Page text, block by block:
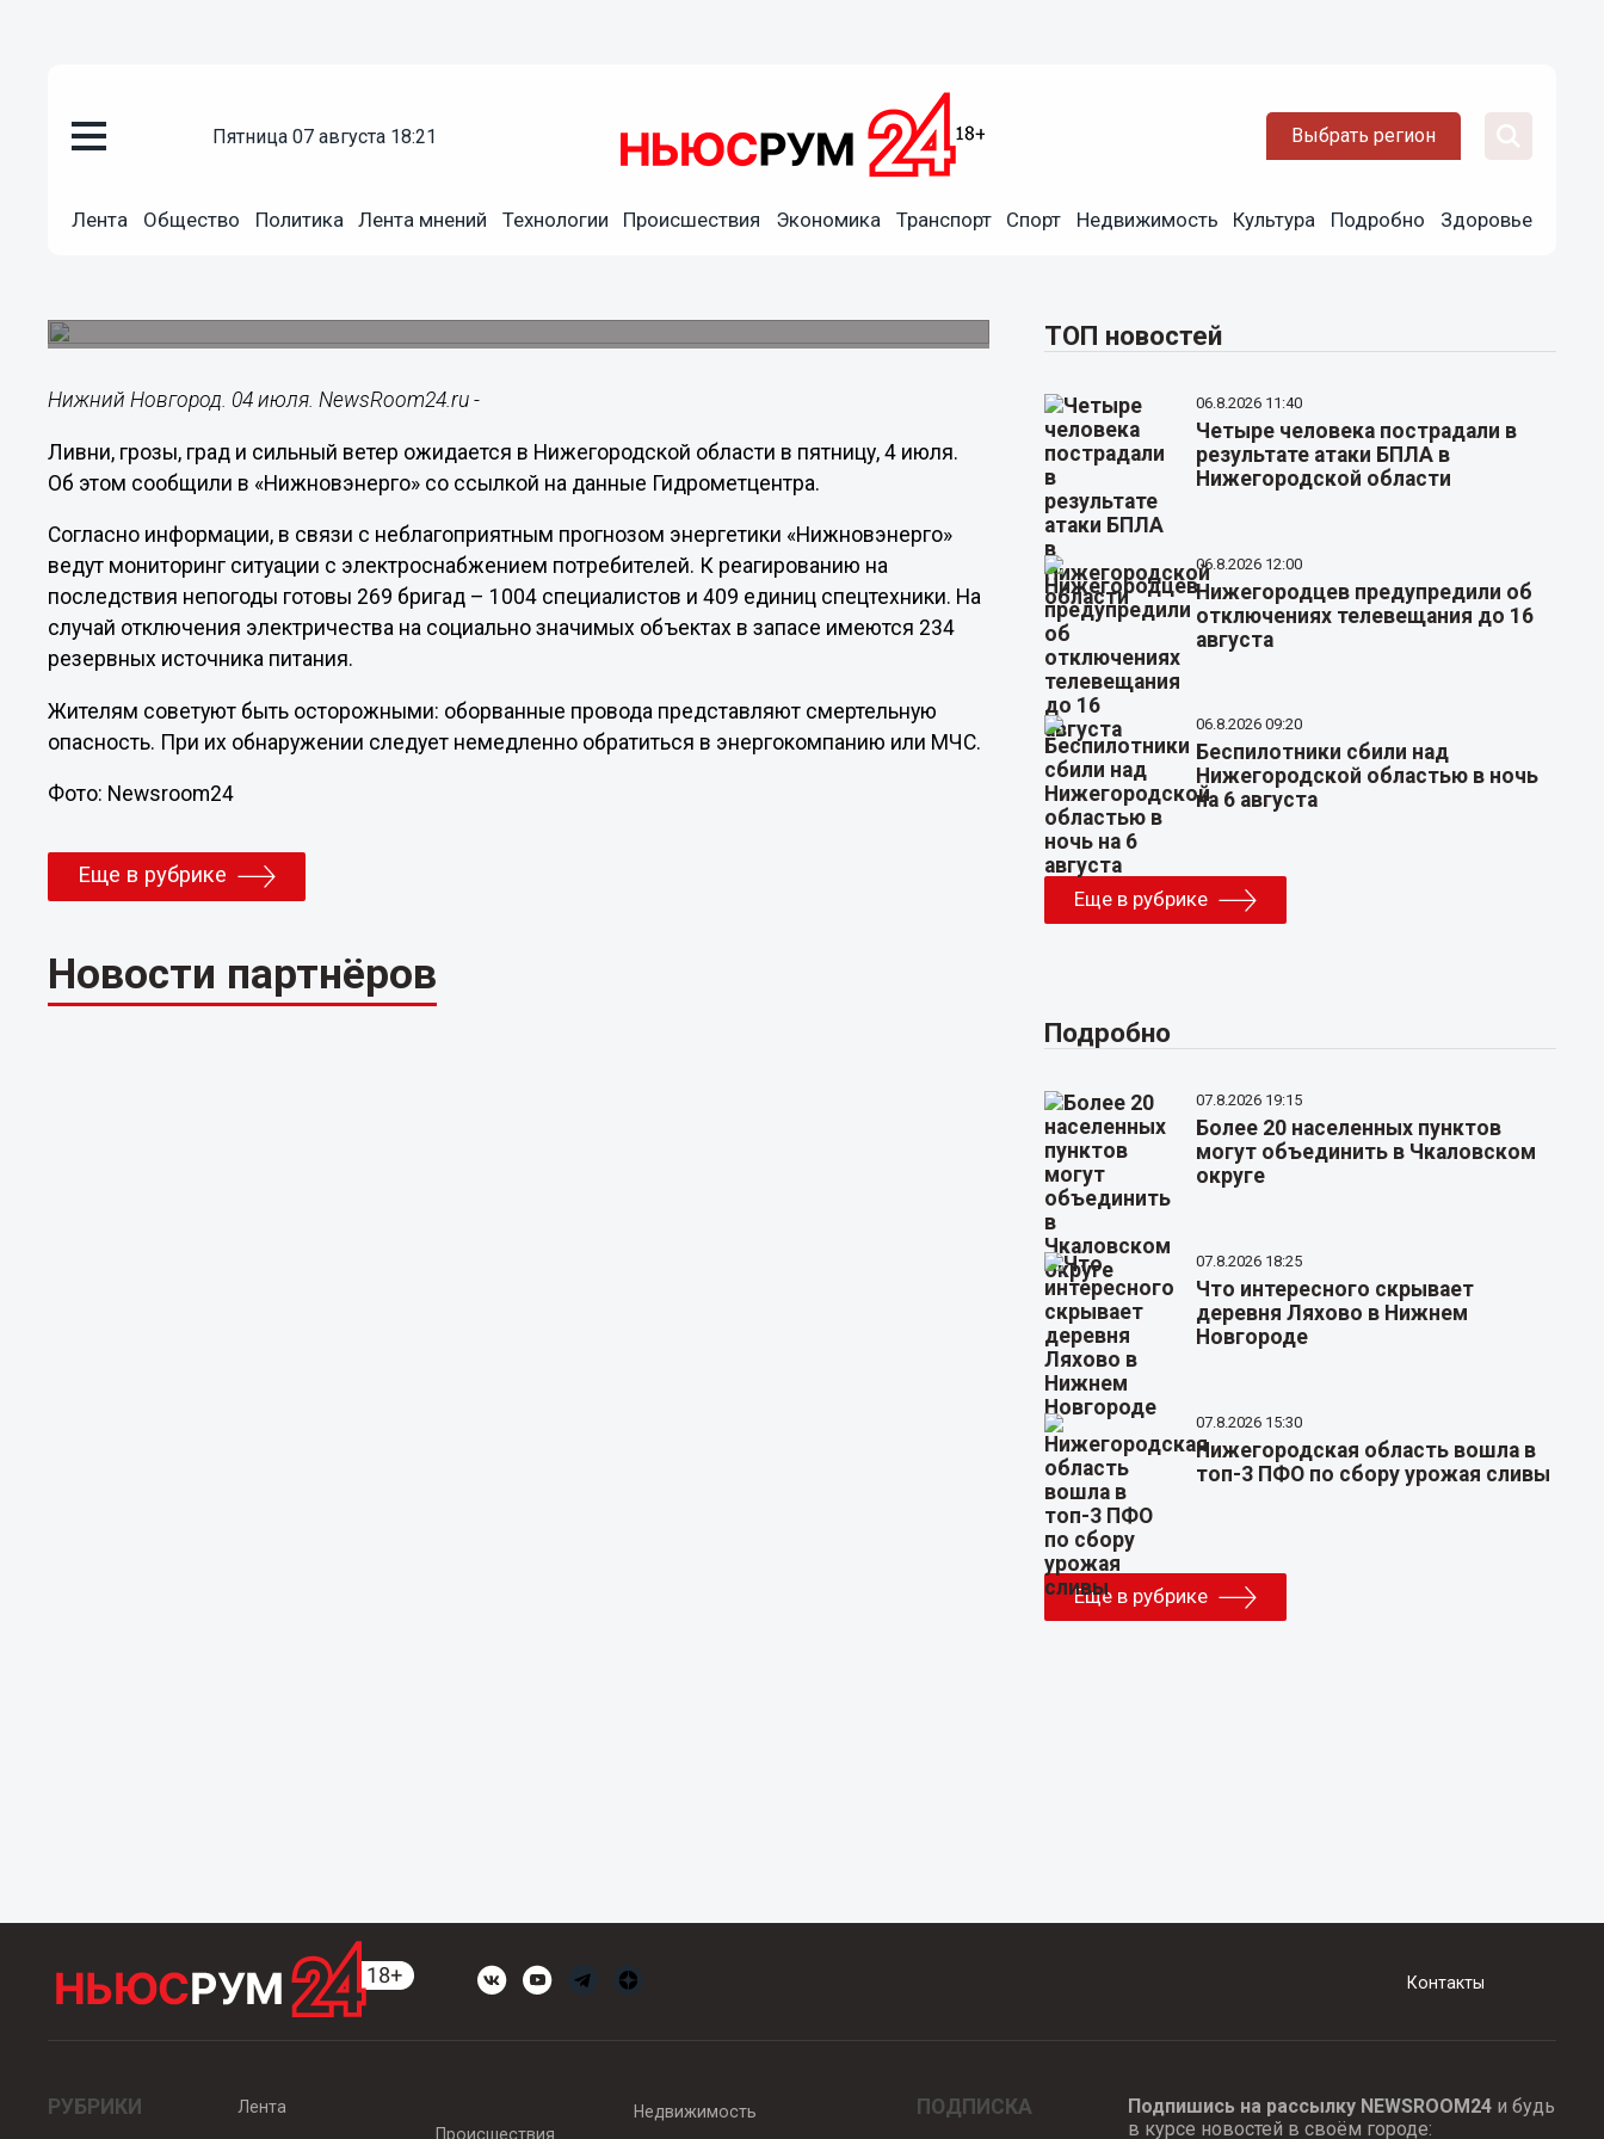
пятница 07 августа 18:21 Выбрать регион
Лента Общество Политика Лента мнений Технологии Происшествия Экономика Транспорт Спорт Недвижимость Культура Подробно Здоровье
Нижегородские энергетики создали оперштаб из-за
Нижний Новгород. 04 июля. NewsRoom24.ru -
Ливни, грозы, град и сильный ветер ожидается в Нижегородской области в пятницу, 4 июля.
Об этом сообщили в «Нижновэнерго» со ссылкой на данные Гидрометцентра.
Согласно информации, в связи с неблагоприятным прогнозом энергетики «Нижновэнерго»
ведут мониторинг ситуации с электроснабжением потребителей. К реагированию на
последствия непогоды готовы 269 бригад – 1004 специалистов и 409 единиц спецтехники. На
случай отключения электричества на социально значимых объектах в запасе имеются 234
резервных источника питания.
Жителям советуют быть осторожными: оборванные провода представляют смертельную
опасность. При их обнаружении следует немедленно обратиться в энергокомпанию или МЧС.
Фото: Newsroom24
Еще в рубрике
Новости партнёров
ТОП новостей
06.8.2026 11:40
Четыре человека пострадали в
результате атаки БПЛА в
Нижегородской области
06.8.2026 12:00
Нижегородцев предупредили об
отключениях телевещания до 16
августа
06.8.2026 09:20
Беспилотники сбили над
Нижегородской областью в ночь
на 6 августа
Еще в рубрике
Подробно
07.8.2026 19:15
Более 20 населенных пунктов
могут объединить в Чкаловском
округе
07.8.2026 18:25
Что интересного скрывает
деревня Ляхово в Нижнем
Новгороде
07.8.2026 15:30
Нижегородская область вошла в
топ-3 ПФО по сбору урожая сливы
Еще в рубрике
Контакты
РУБРИКИ
Лента
Происшествия
Недвижимость ПОДПИСКА Подпишись на рассылку NEWSROOM24и будь
в курсе новостей в своём городе: